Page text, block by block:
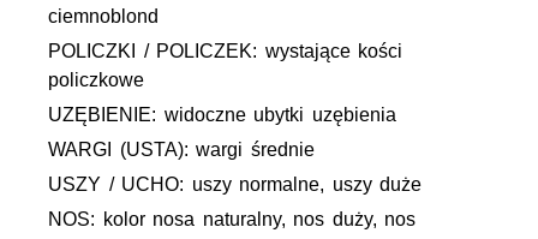
ciemnoblond
POLICZKI / POLICZEK: wystające kości
policzkowe
UZĘBIENIE: widoczne ubytki uzębienia
WARGI (USTA): wargi średnie
USZY / UCHO: uszy normalne, uszy duże
NOS: kolor nosa naturalny, nos duży, nos